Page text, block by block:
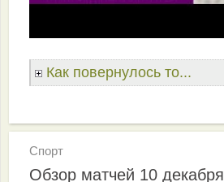
Как повернулось то...
Спорт
Обзор матчей 10 декабря